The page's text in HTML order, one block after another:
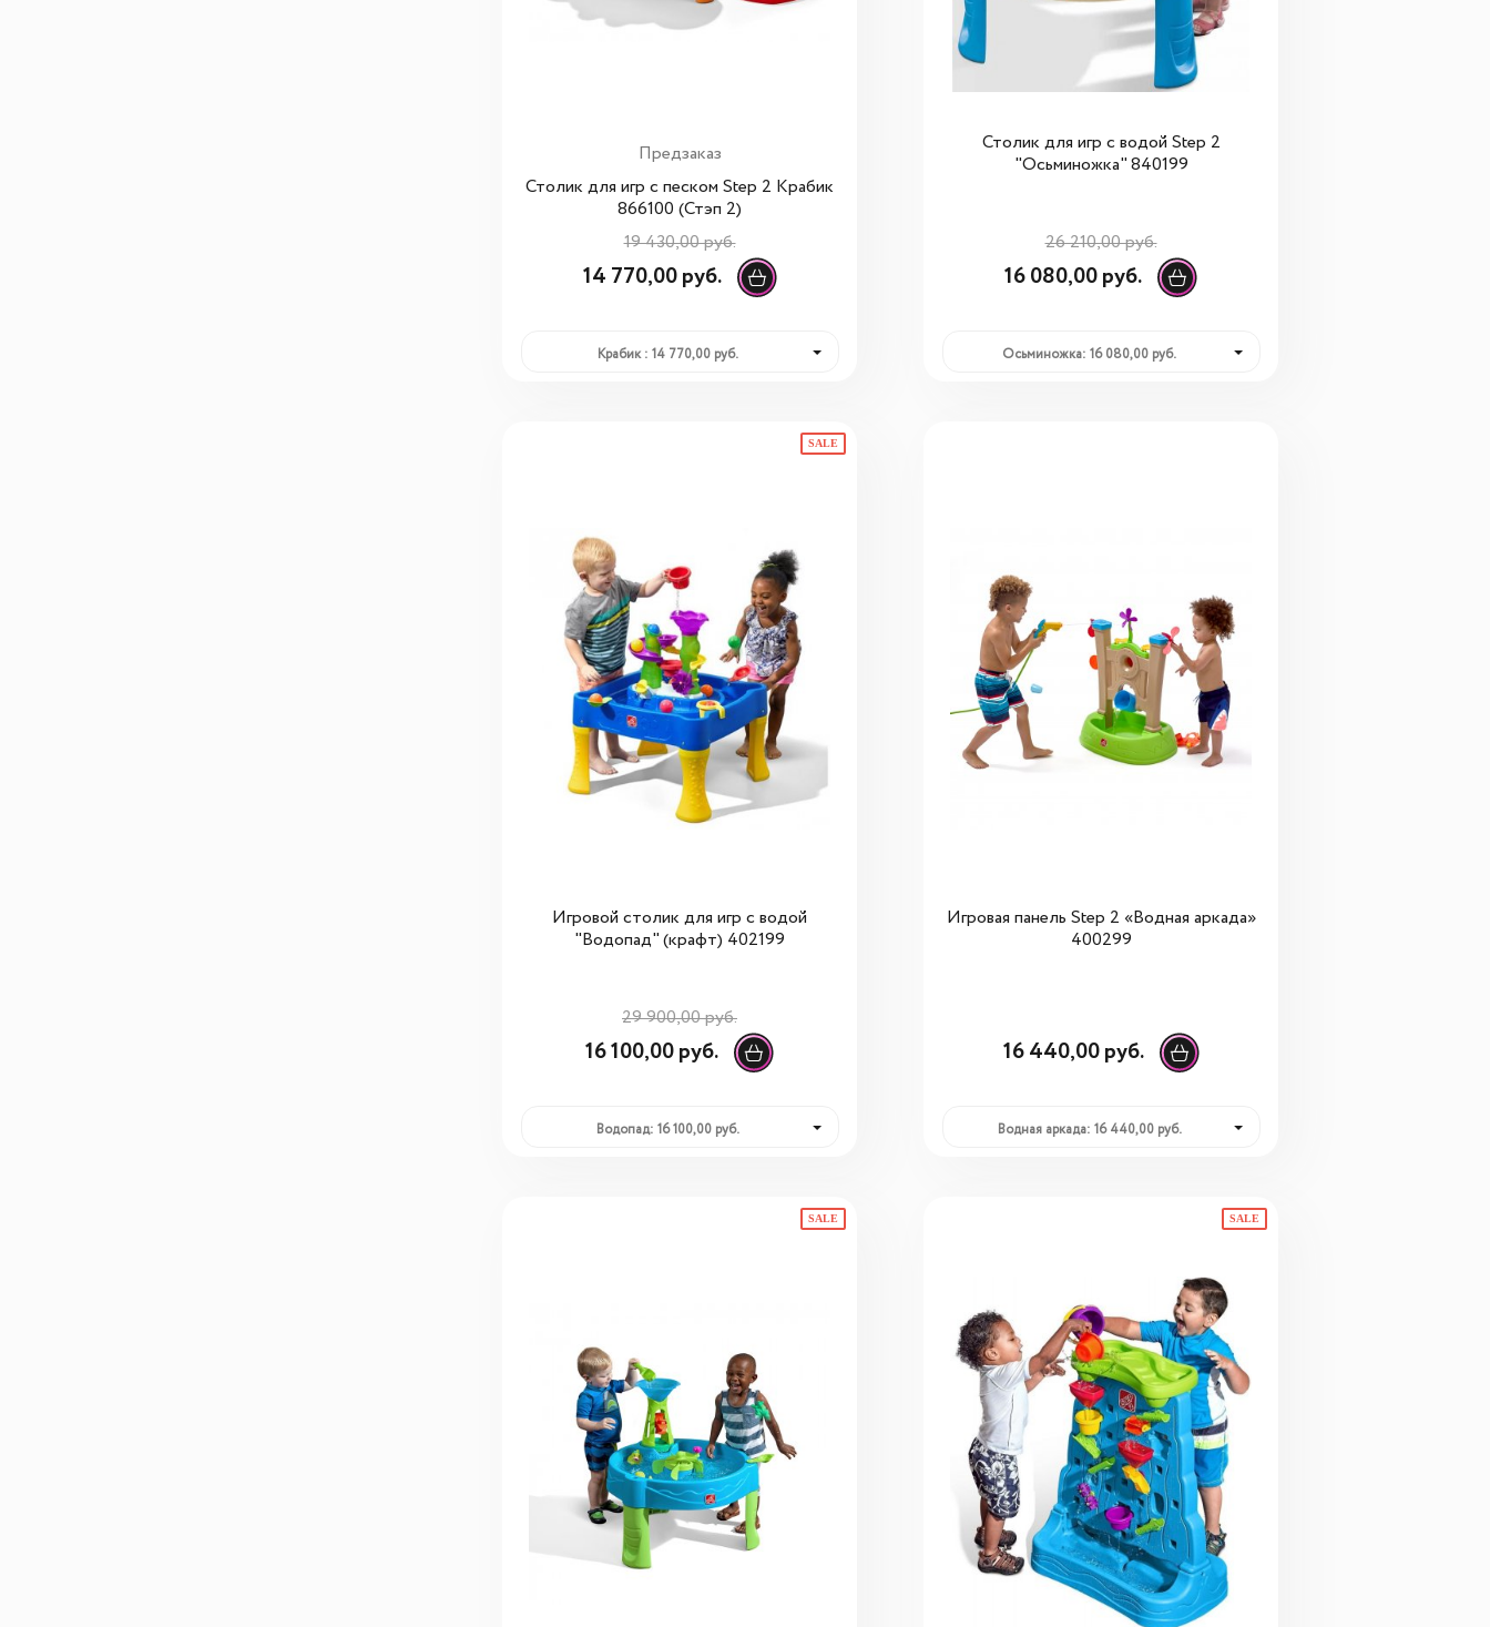
Предзаказ
Столик для игр с песком Step 2 Крабик
866100 (Стэп 2)
19 430,00 руб.
14 770,00 руб.
Крабик : 14 770,00 руб.
Столик для игр с водой Step 2
"Осьминожка" 840199
26 210,00 руб.
16 080,00 руб.
Осьминожка: 16 080,00 руб.
SALE
Игровой столик для игр с водой
"Водопад" (крафт) 402199
29 900,00 руб.
16 100,00 руб.
Водопад: 16 100,00 руб.
Игровая панель Step 2 «Водная аркада»
400299
16 440,00 руб.
Водная аркада: 16 440,00 руб.
SALE SALE